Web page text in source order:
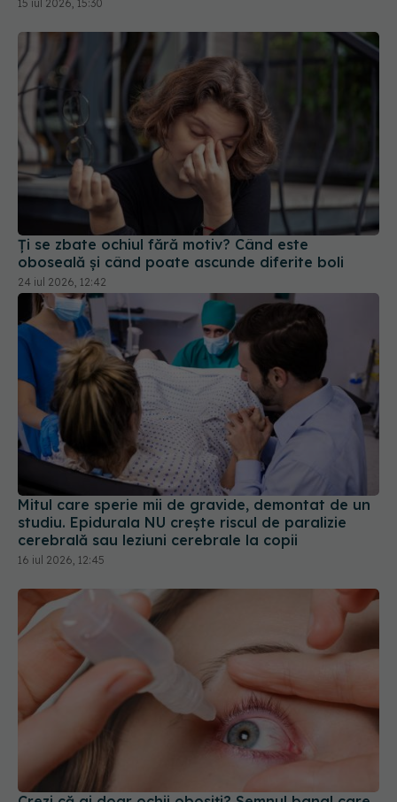
Ți se zbate ochiul fără motiv? Când este
oboseală și când poate ascunde diferite boli
24 iul 2026, 12:42
Mitul care sperie mii de gravide, demontat de un
studiu. Epidurala NU crește riscul de paralizie
cerebrală sau leziuni cerebrale la copii
16 iul 2026, 12:45
Crezi că ai doar ochii obosiți? Semnul banal care
poate ascunde sindromul ochiului uscat
27 iul 2026, 13:22